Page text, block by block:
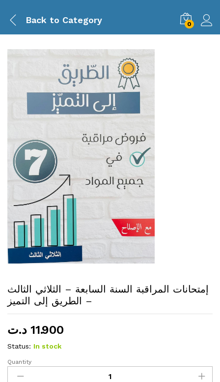
Back to Category 0
إمتحانات المراقبة السنة السابعة – الثلاثي الثالث
– الطريق إلى التميز
11.900 د.ت
Status: In stock
إمتحانات
المراقبة
Quantity